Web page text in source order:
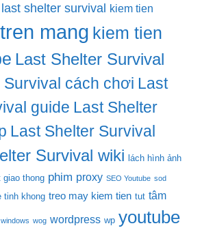
shelter survival kiem tien
mang kiem tien
Last Shelter Survival
Survival cách chơi Last
guide Last Shelter
Last Shelter Survival
Survival wiki lách hình ảnh
giao thong phim proxy SEO Youtube sod
tinh khong treo may kiem tien tut tâm
windows wog wordpress wp youtube